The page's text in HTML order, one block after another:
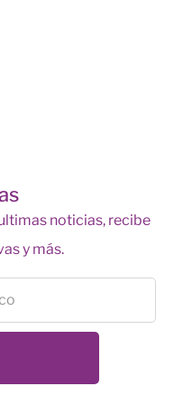
noticias, recibe
y más.